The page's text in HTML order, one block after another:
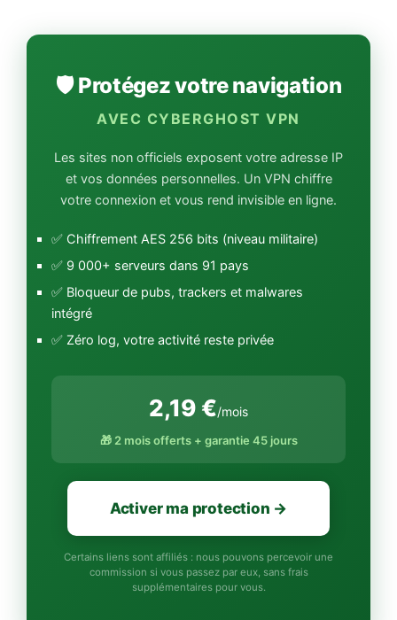
🛡️ Protégez votre navigation
AVEC CYBERGHOST VPN
Les sites non officiels exposent votre adresse IP
et vos données personnelles. Un VPN chiffre
votre connexion et vous rend invisible en ligne.
✅ Chiffrement AES 256 bits (niveau militaire)
✅ 9 000+ serveurs dans 91 pays
✅ Bloqueur de pubs, trackers et malwares
intégré
✅ Zéro log, votre activité reste privée
2,19 €/mois
🎁 2 mois offerts + garantie 45 jours
Activer ma protection →
Certains liens sont affiliés : nous pouvons percevoir une
commission si vous passez par eux, sans frais
supplémentaires pour vous.